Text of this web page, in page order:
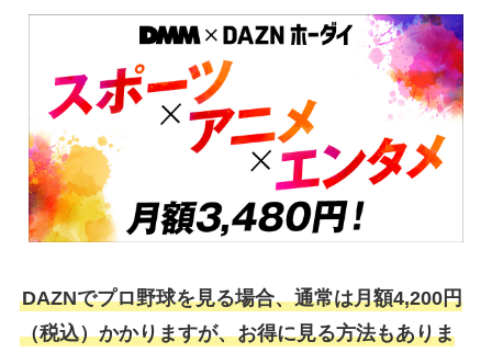
DAZNでプロ野球を見る場合、通常は月額4,200円
（税込）かかりますが、お得に見る方法もありま